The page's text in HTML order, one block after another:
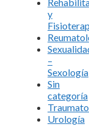
y
–
Sexología
Sin
categoría
Urología